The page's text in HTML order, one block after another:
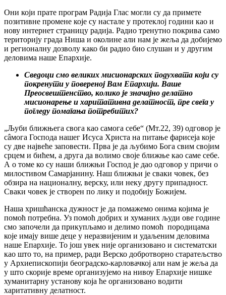
Они који прате програм Радија Глас могли су да примете
позитивне промене које су настале у протеклој години као и
нову интернет страницу радија. Радио тренутно покрива само
територију града Ниша и околине али нам је жеља да добијемо
и регионалну дозволу како би радио био слушан и у другим
деловима наше Епархије.
Сведоци смо великих мисионарских подухвата који су
покренути у повереној Вам Епархији. Ваше
Преосвештенство, колико је значајно делатно
мисионарење и харитативна делатност, пре свега у
погледу помагања потребитих?
„Љуби ближњега свога као самога себе“ (Мт.22, 39) одговор је
сâмога Господа нашег Исуса Христа на питање фарисеја које
су две највеће заповести. Прва је да љубимо Бога свим својим
срцем и бићем, а друга да волимо своје ближње као саме себе.
А о томе ко су наши ближњи Господ је дао одговор у причи о
милостивом Самарјанину. Наш ближњи је сваки човек, без
обзира на националну, верску, или неку другу припадност.
Сваки човек је створен по лику и подобију Божијем.
Наша хришћанска дужност је да помажемо онима којима је
помоћ потребна. Уз помоћ добрих и хуманих људи ове године
смо започели да прикупљамо и делимо помоћ породицама
које имају више деце у неразвијеним и удаљеним деловима
наше Епархије. То још увек није организовано и систематски
као што то, на пример, ради Верско добротворно старатељство
у Архиепископији београдско-карловачкој али нам је жеља да
у што скорије време организујемо на нивоу Епархије нишке
хуманитарну установу која ће организовано водити
харитативну делатност.